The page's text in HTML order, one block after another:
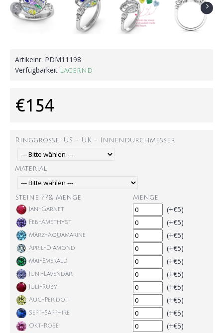
Artikelnr. PDM11198
Verfügbarkeit
Lagernd
€154
Ringgröße: US - UK - Innendurchmesser
Material
Steine ??& Menge Menge
Jan-Garnet (+€5)
Feb-Amethyst (+€5)
März-Aquamarine (+€5)
April-Diamond (+€5)
Mai-Emerald (+€5)
Juni-Lavendar (+€5)
Juli-Ruby (+€5)
Aug-Peridot (+€5)
Sept-Sapphire (+€5)
Okt-Rose (+€5)